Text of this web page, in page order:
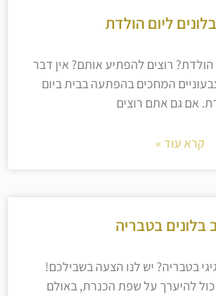
ליום הולדת
הולדת? רוצים להפתיע אותם? אין דבר
המחכים בהפתעה בבית ביום
אם גם אתם רוצים
קרא עוד »
בלונים בטבריה
בטבריה? יש לנו הצעה בשבילכם!
יכול להיערך על שפת הכנרת, באולם